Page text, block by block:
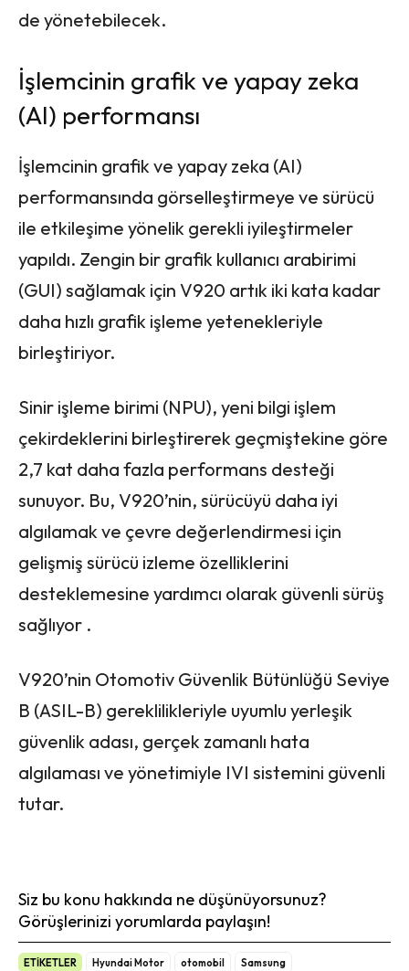
de yönetebilecek.
İşlemcinin grafik ve yapay zeka
(AI) performansı
İşlemcinin grafik ve yapay zeka (AI)
performansında görselleştirmeye ve sürücü
ile etkileşime yönelik gerekli iyileştirmeler
yapıldı. Zengin bir grafik kullanıcı arabirimi
(GUI) sağlamak için V920 artık iki kata kadar
daha hızlı grafik işleme yetenekleriyle
birleştiriyor.
Sinir işleme birimi (NPU), yeni bilgi işlem
çekirdeklerini birleştirerek geçmiştekine göre
2,7 kat daha fazla performans desteği
sunuyor. Bu, V920’nin, sürücüyü daha iyi
algılamak ve çevre değerlendirmesi için
gelişmiş sürücü izleme özelliklerini
desteklemesine yardımcı olarak güvenli sürüş
sağlıyor .
V920’nin Otomotiv Güvenlik Bütünlüğü Seviye
B (ASIL-B) gereklilikleriyle uyumlu yerleşik
güvenlik adası, gerçek zamanlı hata
algılaması ve yönetimiyle IVI sistemini güvenli
tutar.
Siz bu konu hakkında ne düşünüyorsunuz?
Görüşlerinizi yorumlarda paylaşın!
ETİKETLER Hyundai Motor otomobil Samsung